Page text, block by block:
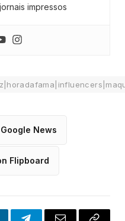
impressos
News
Flipboard